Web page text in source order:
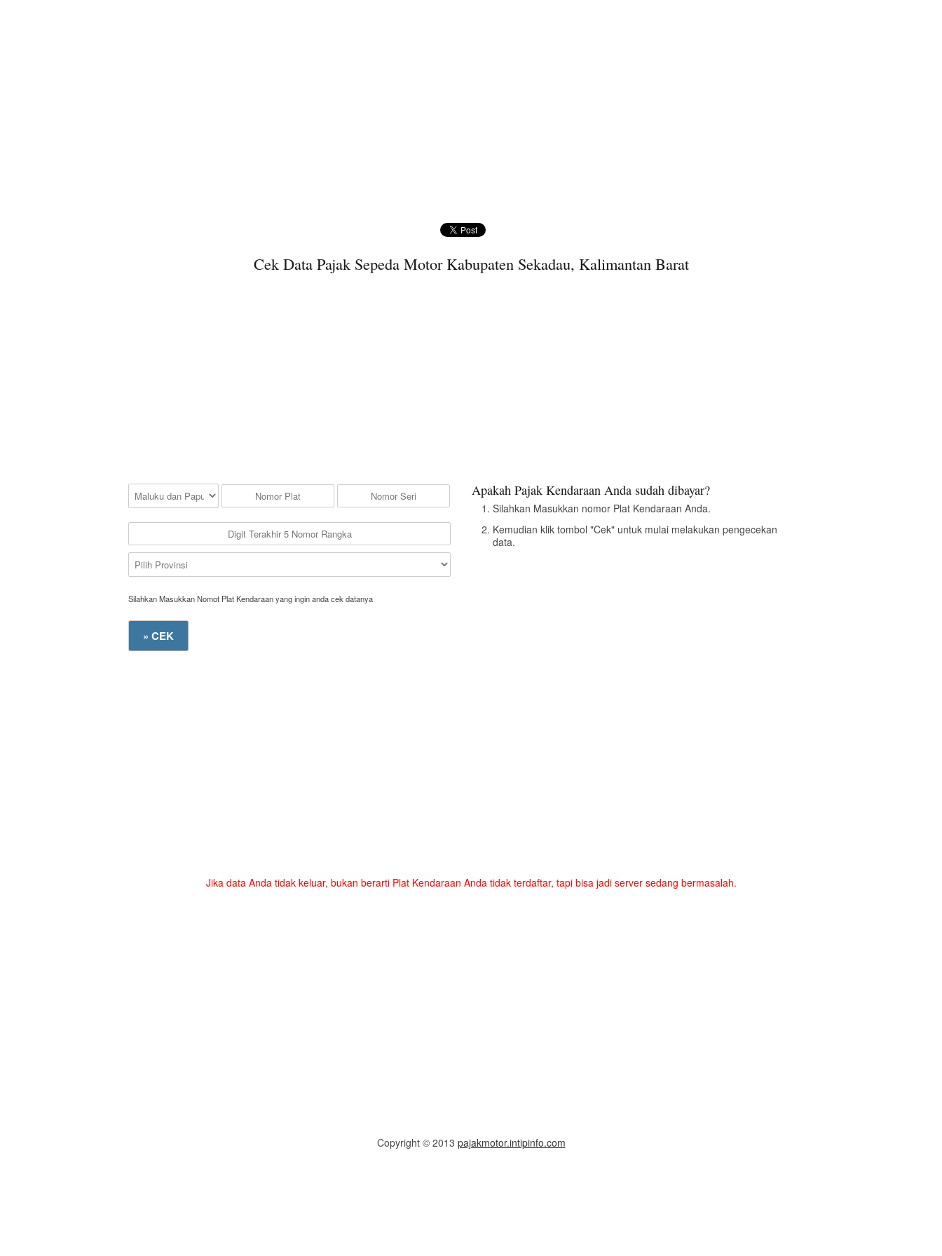
Cek Data Pajak Sepeda Motor Kabupaten Sekadau, Kalimantan Barat
Silahkan Masukkan Nomot Plat Kendaraan yang ingin anda cek datanya
Apakah Pajak Kendaraan Anda sudah dibayar?
Silahkan Masukkan nomor Plat Kendaraan Anda.
Kemudian klik tombol "Cek" untuk mulai melakukan pengecekan
data.
Jika data Anda tidak keluar, bukan berarti Plat Kendaraan Anda tidak terdaftar, tapi bisa jadi server sedang bermasalah.
Copyright © 2013 pajakmotor.intipinfo.com